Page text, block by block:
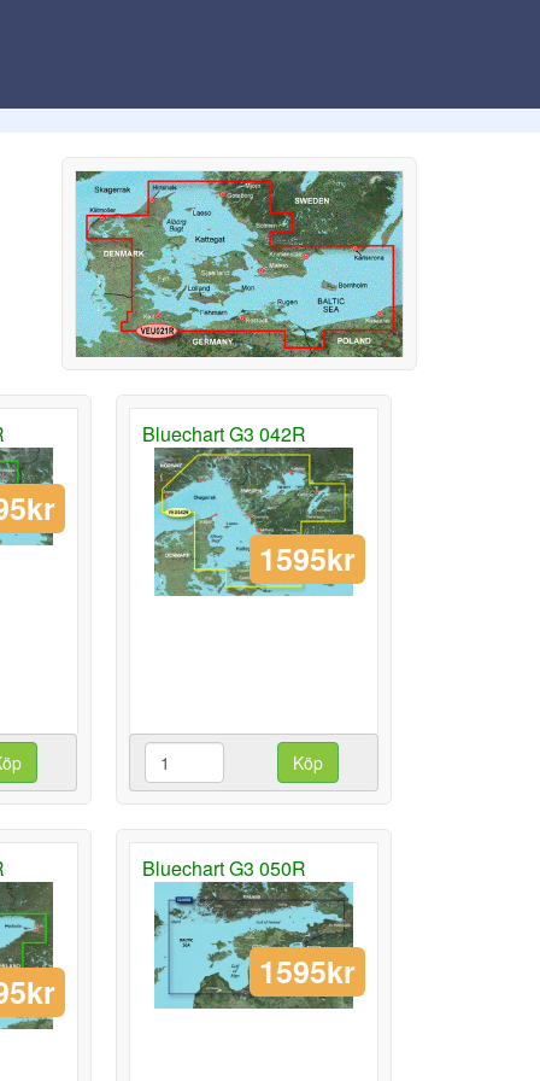
Bluechart G3 042R
1595kr
Köp
Bluechart G3 050R
1595kr